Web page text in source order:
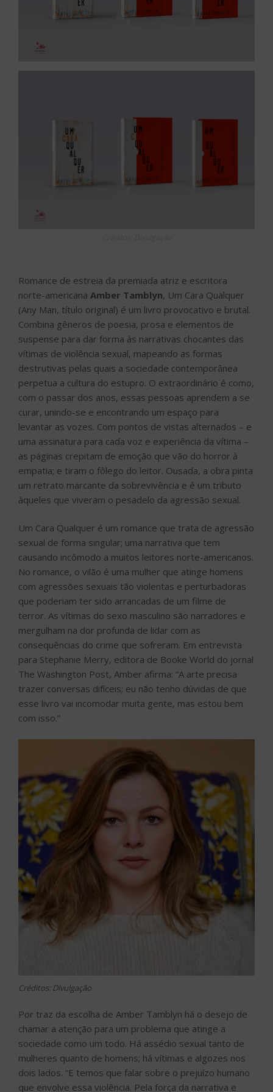
Romance de estreia da premiada atriz e escritora
norte-americana Amber Tamblyn, Um Cara Qualquer
(Any Man, título original) é um livro provocativo e brutal.
Combina gêneros de poesia, prosa e elementos de
suspense para dar forma às narrativas chocantes das
vítimas de violência sexual, mapeando as formas
destrutivas pelas quais a sociedade contemporânea
perpetua a cultura do estupro. O extraordinário é como,
com o passar dos anos, essas pessoas aprendem a se
curar, unindo-se e encontrando um espaço para
levantar as vozes. Com pontos de vistas alternados – e
uma assinatura para cada voz e experiência da vítima –
as páginas crepitam de emoção que vão do horror à
empatia; e tiram o fôlego do leitor. Ousada, a obra pinta
um retrato marcante da sobrevivência e é um tributo
àqueles que viveram o pesadelo da agressão sexual.
Um Cara Qualquer é um romance que trata de agressão
sexual de forma singular; uma narrativa que tem
causando incômodo a muitos leitores norte-americanos.
No romance, o vilão é uma mulher que atinge homens
com agressões sexuais tão violentas e perturbadoras
que poderiam ter sido arrancadas de um filme de
terror. As vítimas do sexo masculino são narradores e
mergulham na dor profunda de lidar com as
consequências do crime que sofreram. Em entrevista
para Stephanie Merry, editora de Booke World do jornal
The Washington Post, Amber afirma: “A arte precisa
trazer conversas difíceis; eu não tenho dúvidas de que
esse livro vai incomodar muita gente, mas estou bem
com isso.”
Créditos: Divulgação
Por traz da escolha de Amber Tamblyn há o desejo de
chamar a atenção para um problema que atinge a
sociedade como um todo. Há assédio sexual tanto de
mulheres quanto de homens; há vítimas e algozes nos
dois lados. “E temos que falar sobre o prejuízo humano
que envolve essa violência. Pela força da narrativa e